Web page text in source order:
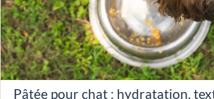
Pâtée pour chat : hydratation,